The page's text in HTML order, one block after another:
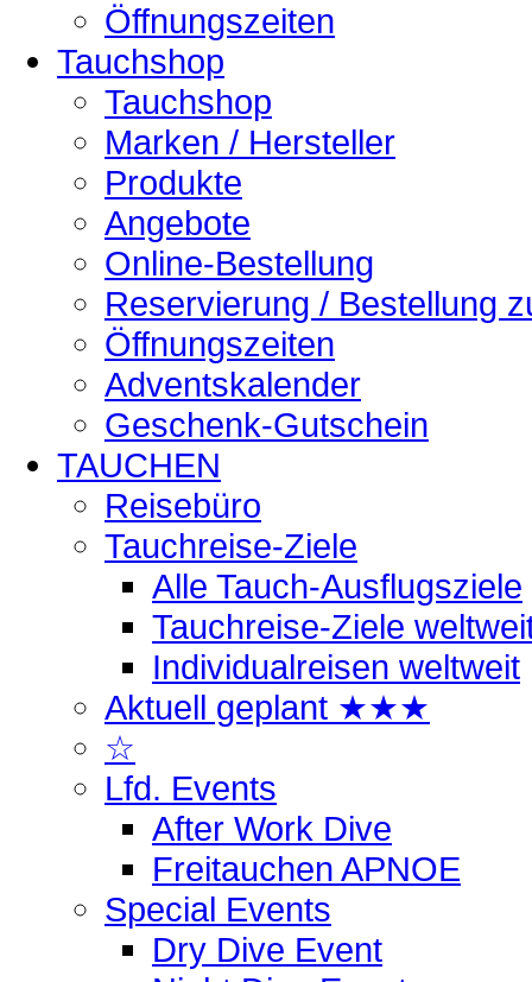
Öffnungszeiten
Tauchshop
Tauchshop
Marken / Hersteller
Produkte
Angebote
Online-Bestellung
Reservierung / Bestellung
Öffnungszeiten
Adventskalender
Geschenk-Gutschein
TAUCHEN
Reisebüro
Tauchreise-Ziele
Alle Tauch-Ausflugsziele
Tauchreise-Ziele
Individualreisen weltweit
Aktuell geplant ★★★
☆
Lfd. Events
After Work Dive
Freitauchen APNOE
Special Events
Dry Dive Event